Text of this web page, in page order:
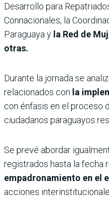
Desarrollo para
Connacionales, la
Paraguaya y la Red de
otras.
Durante la jornada se
relacionados con la
con énfasis en el proceso
ciudadanos paraguayos
Se prevé abordar
registrados hasta la fecha
empadronamiento en el
acciones